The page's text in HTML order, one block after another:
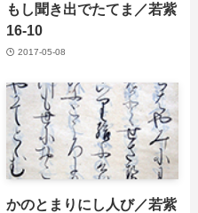
もし聞き出でたてま／若紫
16-10
2017-05-08
かのとまりにし人び／若紫